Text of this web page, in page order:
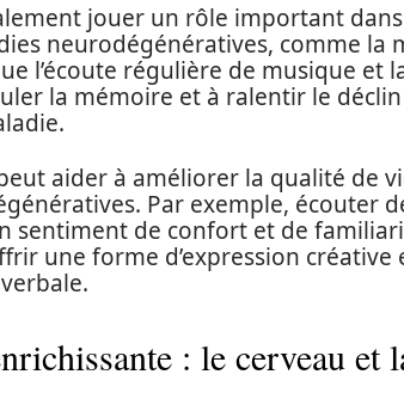
jouer un rôle important
neurodégénératives, comme la
l’écoute régulière de musique et
la mémoire et à ralentir le
aider à améliorer la qualité de
Par exemple, écouter
sentiment de confort et de
une forme d’expression créative
: le cerveau et